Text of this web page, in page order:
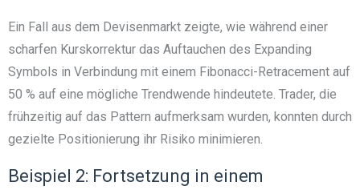
Ein Fall aus dem Devisenmarkt zeigte, wie während einer
scharfen Kurskorrektur das Auftauchen des Expanding
Symbols in Verbindung mit einem Fibonacci-Retracement auf
50 % auf eine mögliche Trendwende hindeutete. Trader, die
frühzeitig auf das Pattern aufmerksam wurden, konnten durch
gezielte Positionierung ihr Risiko minimieren.
Beispiel 2: Fortsetzung in einem